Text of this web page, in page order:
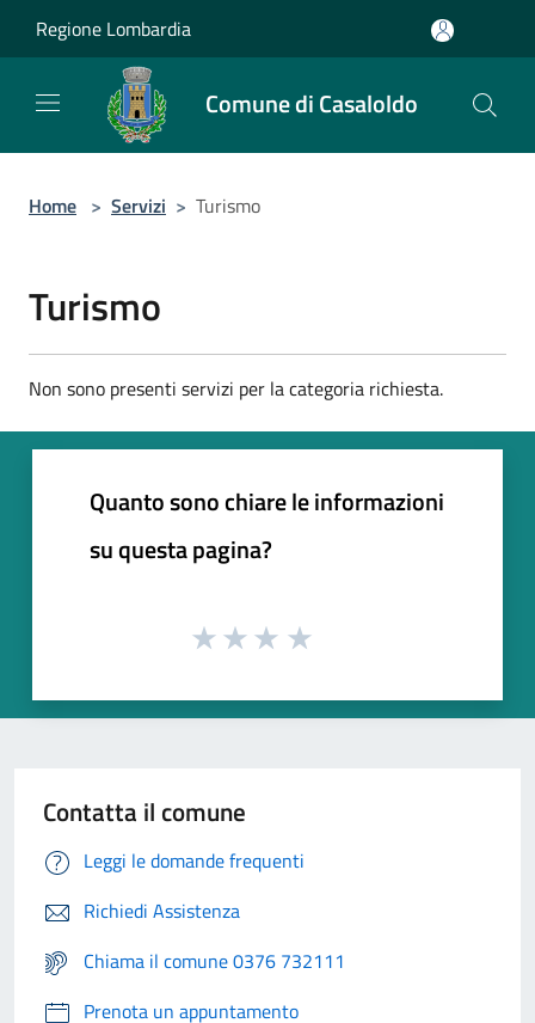
Regione Lombardia
Comune di Casaloldo
Home > Servizi > Turismo
Turismo
Non sono presenti servizi per la categoria richiesta.
Quanto sono chiare le informazioni
su questa pagina?
Contatta il comune
Leggi le domande frequenti
Richiedi Assistenza
Chiama il comune 0376 732111
Prenota un appuntamento